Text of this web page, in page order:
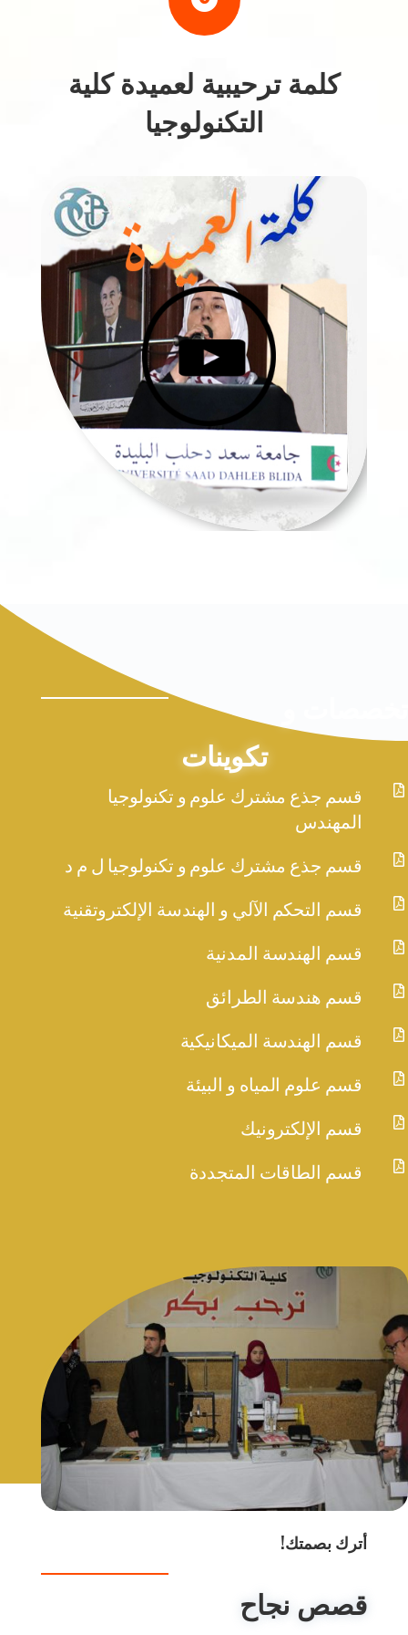
كلمة ترحيبية لعميدة كلية
التكنولوجيا
تكوينات
 قسم جذع مشترك علوم و تكنولوجيا
المهندس
 قسم جذع مشترك علوم و تكنولوجيا ل م د
 قسم التحكم الآلي و الهندسة الإلكتروتقنية
 قسم الهندسة المدنية
 قسم هندسة الطرائق
 قسم الهندسة الميكانيكية
 قسم علوم المياه و البيئة
 قسم الإلكترونيك
 قسم الطاقات المتجددة
أترك بصمتك!
قصص نجاح